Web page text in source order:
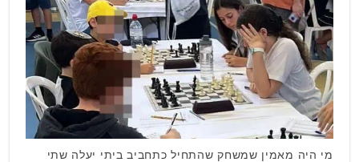
מי היה מאמין שמשחק שהתחיל כתחביב ביתי יעלה שתי